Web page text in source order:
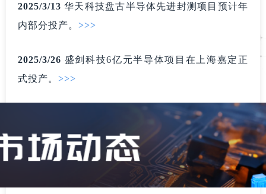
2025/3/13华天科技盘古半导体先进封测项目预计年
内部分投产。 >>>
2025/3/26 盛剑科技6亿元半导体项目在上海嘉定正
式投产。 >>>